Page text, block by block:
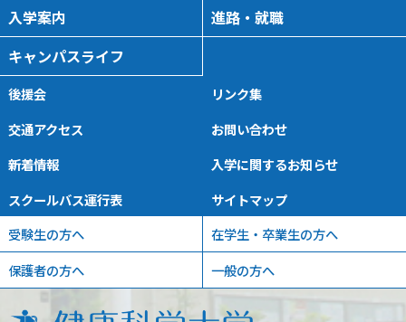
入学案内
進路・就職
キャンパスライフ
後援会
リンク集
交通アクセス
お問い合わせ
新着情報
入学に関するお知らせ
スクールバス運行表
サイトマップ
受験生の方へ
在学生・卒業生の方へ
保護者の方へ
一般の方へ